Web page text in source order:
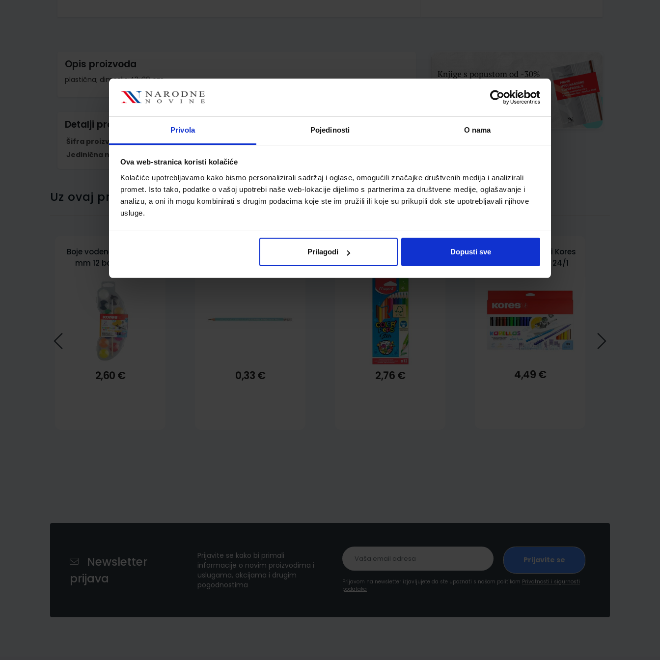
Privola Pojedinosti O nama
Ova web-stranica koristi kolačiće
Kolačiće upotrebljavamo kako bismo personalizirali sadržaj i oglase, omogućili značajke društvenih medija i analizirali
promet. Isto tako, podatke o vašoj upotrebi naše web-lokacije dijelimo s partnerima za društvene medije, oglašavanje i
analizu, a oni ih mogu kombinirati s drugim podacima koje ste im pružili ili koje su prikupili dok ste upotrebljavali njihove
usluge.
Prilagodi Dopusti sve
gallery
Opis proizvoda
plastična; dimezije:43x29 cm
Detalji proizvoda
Šifra proizvoda
599764
Jedinična mjera
Uz ovaj proizvod kupci su kupili i ovo…
Boje vodene Kores fi 25
mm 12 boja+kist u
plastičnoj kutiji KOR30101
2,60 €
Pastel HB s gumicom
0,33 €
Color'Peps trobridne 12/1
2,76 €
Flomasteri školski Kores
Korellos fine tip 24/1
4,49 €
Newsletter
prijava
Prijavite se kako bi primali
informacije o novim proizvodima i
uslugama, akcijama i drugim
pogodnostima
Prijavom na newsletter izjavljujete da ste upoznati s našom politikom Privatnosti i sigurnosti
podataka